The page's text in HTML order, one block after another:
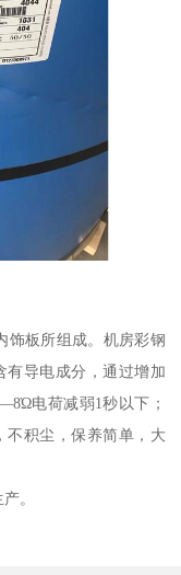
饰板所组成。机房彩钢
有导电成分，通过增加
电荷减弱1秒以下；
不积尘，保养简单，大
。